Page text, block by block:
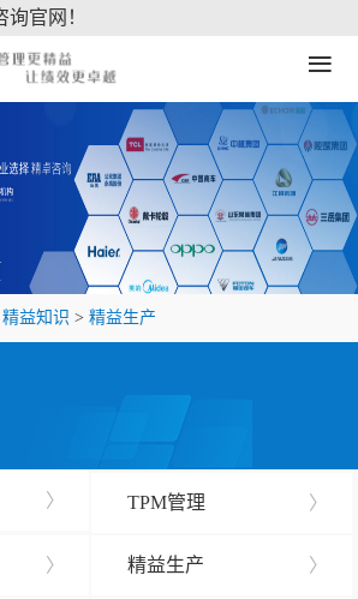
官网！
≡
精益知识 > 精益生产
〉 TPM管理 〉
〉 精益生产 〉